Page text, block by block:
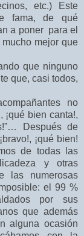
etc.) Este
fama, de qué
a poner para el
mejor que
que ninguno
que, casi todos,
no
¡qué bien canta!,
Después de
¡qué bien!
de todas las
y otras
las numerosas
el 99 %
por sus
que además
alguna ocasión